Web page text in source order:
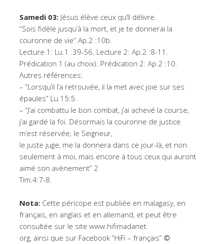
Samedi 03: Jésus élève ceux qu’Il délivre.
“Sois fidèle jusqu’à la mort, et je te donnerai la
couronne de vie” Ap.2 :10b.
Lecture 1: Lu.1 :39-56. Lecture 2: Ap.2 :8-11.
Prédication 1 (au choix). Prédication 2: Ap.2 :10.
Autres références:
– “Lorsqu’il l’a retrouvée, il la met avec joie sur ses
épaules” Lu.15:5.
– “J’ai combattu le bon combat, j’ai achevé la course,
j’ai gardé la foi. Désormais la couronne de justice
m’est réservée; le Seigneur,
le juste juge, me la donnera dans ce jour-là, et non
seulement à moi, mais encore à tous ceux qui auront
aimé son avènement” 2
Tim.4:7-8.
Nota: Cette péricope est publiée en malagasy, en
français, en anglais et en allemand, et peut être
consultée sur le site www.hifimadanet.
org, ainsi que sur Facebook “HiFi – français” ©